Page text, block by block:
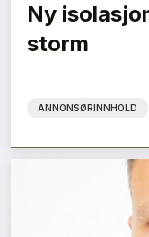
Byggenæringens
Ny
storm
ANNONSØRINNHOLD